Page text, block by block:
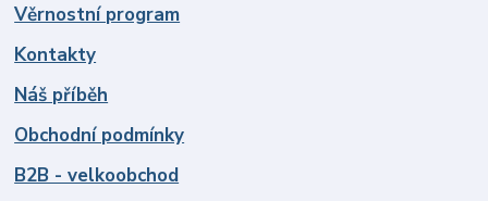
Věrnostní program
Kontakty
Náš příběh
Obchodní podmínky
B2B - velkoobchod